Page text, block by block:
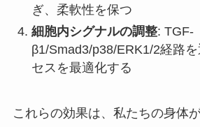
ぎ、柔軟性を保つ
細胞内シグナルの調整: TGF-
β1/Smad3/p38/ERK1/2経路
セスを最適化する
これらの効果は、私たちの身体